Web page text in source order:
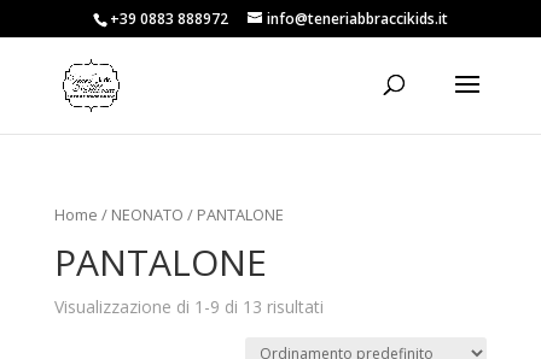
+39 0883 888972 info@teneriabbraccikids.it
Home / NEONATO / PANTALONE
PANTALONE
Visualizzazione di 1-9 di 13 risultati